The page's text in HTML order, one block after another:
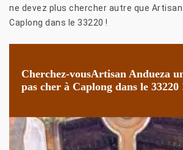
ne devez plus chercher autre que
Caplong dans le 33220 !
Cherchez-vousArtisan Andueza
pas cher à Caplong dans le 33220